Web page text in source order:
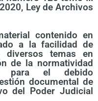
Ley de Archivos
contenido en
a la facilidad de
temas en
de la normatividad
para el debido
documental de
del Poder Judicial